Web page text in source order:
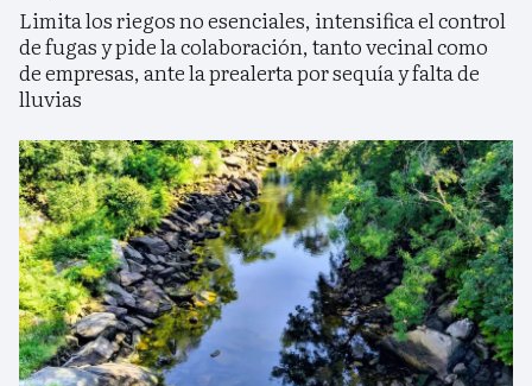
Limita los riegos no esenciales, intensifica el control
de fugas y pide la colaboración, tanto vecinal como
de empresas, ante la prealerta por sequía y falta de
lluvias